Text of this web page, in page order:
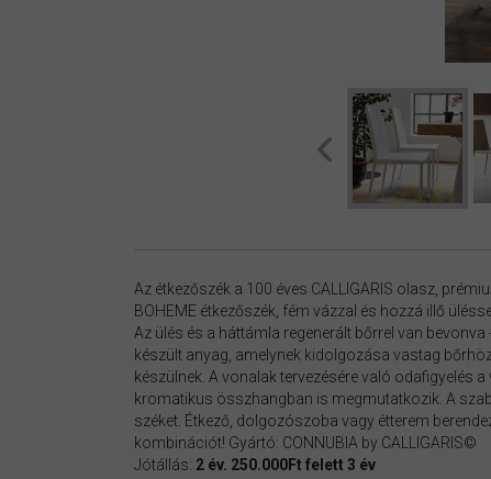
Az étkezőszék a 100 éves CALLIGARIS olasz,
BOHEME étkezőszék, fém vázzal és hozzá illő
Az ülés és a háttámla regenerált bőrrel van
készült anyag, amelynek kidolgozása vastag
készülnek. A vonalak tervezésére való odafigyelés
kromatikus összhangban is megmutatkozik. A
széket. Étkező, dolgozószoba vagy étterem
kombinációt! Gyártó: CONNUBIA by CALLIGARIS©
Jótállás: 2 év. 250.000Ft felett 3 év